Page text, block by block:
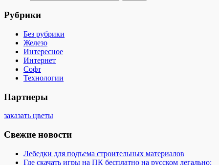
Рубрики
Без рубрики
Железо
Интересное
Интернет
Софт
Технологии
Партнеры
заказать цветы
Свежие новости
Лебедки для подъема строительных материалов
Где скачать игры на ПК бесплатно на русском легально: